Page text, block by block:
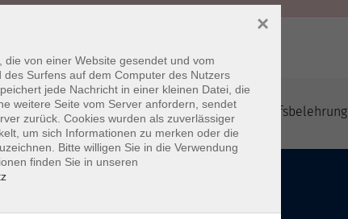
Datenschutzerklärung AGB Widerrufsbelehrung
von einer Website gesendet und vom
Surfens auf dem Computer des Nutzers
jede Nachricht in einer kleinen Datei, die
weitere Seite vom Server anfordern, sendet
zurück. Cookies wurden als zuverlässiger
um sich Informationen zu merken oder die
Bitte willigen Sie in die Verwendung
finden Sie in unseren
×